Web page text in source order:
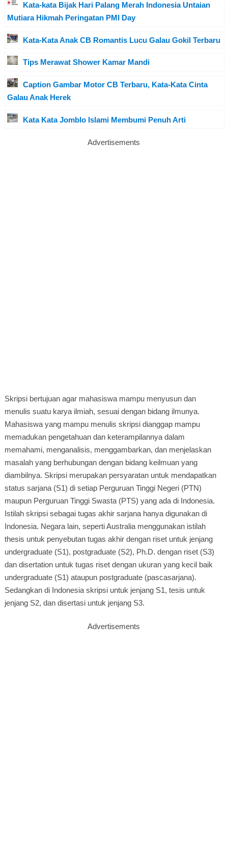
Kata-kata Bijak Hari Palang Merah Indonesia Untaian
Mutiara Hikmah Peringatan PMI Day
Kata-Kata Anak CB Romantis Lucu Galau Gokil Terbaru
Tips Merawat Shower Kamar Mandi
Caption Gambar Motor CB Terbaru, Kata-Kata Cinta
Galau Anak Herek
Kata Kata Jomblo Islami Membumi Penuh Arti
Advertisements
Skripsi bertujuan agar mahasiswa mampu menyusun dan
menulis suatu karya ilmiah, sesuai dengan bidang ilmunya.
Mahasiswa yang mampu menulis skripsi dianggap mampu
memadukan pengetahuan dan keterampilannya dalam
memahami, menganalisis, menggambarkan, dan menjelaskan
masalah yang berhubungan dengan bidang keilmuan yang
diambilnya. Skripsi merupakan persyaratan untuk mendapatkan
status sarjana (S1) di setiap Perguruan Tinggi Negeri (PTN)
maupun Perguruan Tinggi Swasta (PTS) yang ada di Indonesia.
Istilah skripsi sebagai tugas akhir sarjana hanya digunakan di
Indonesia. Negara lain, seperti Australia menggunakan istilah
thesis untuk penyebutan tugas akhir dengan riset untuk jenjang
undergraduate (S1), postgraduate (S2), Ph.D. dengan riset (S3)
dan disertation untuk tugas riset dengan ukuran yang kecil baik
undergraduate (S1) ataupun postgraduate (pascasarjana).
Sedangkan di Indonesia skripsi untuk jenjang S1, tesis untuk
jenjang S2, dan disertasi untuk jenjang S3.
Advertisements